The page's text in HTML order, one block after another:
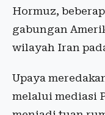
Hormuz,
gabungan
wilayah Iran
Upaya
melalui mediasi